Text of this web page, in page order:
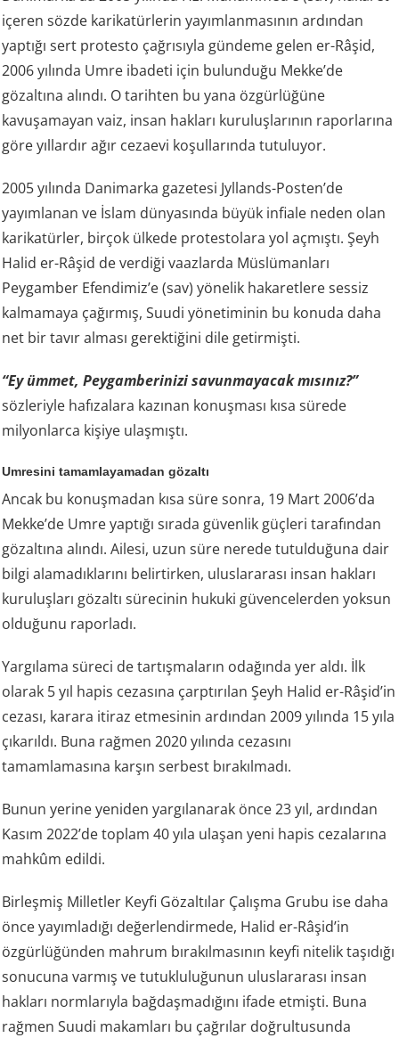
içeren sözde karikatürlerin yayımlanmasının ardından
yaptığı sert protesto çağrısıyla gündeme gelen er-Râşid,
2006 yılında Umre ibadeti için bulunduğu Mekke’de
gözaltına alındı. O tarihten bu yana özgürlüğüne
kavuşamayan vaiz, insan hakları kuruluşlarının raporlarına
göre yıllardır ağır cezaevi koşullarında tutuluyor.
2005 yılında Danimarka gazetesi Jyllands-Posten’de
yayımlanan ve İslam dünyasında büyük infiale neden olan
karikatürler, birçok ülkede protestolara yol açmıştı. Şeyh
Halid er-Râşid de verdiği vaazlarda Müslümanları
Peygamber Efendimiz’e (sav) yönelik hakaretlere sessiz
kalmamaya çağırmış, Suudi yönetiminin bu konuda daha
net bir tavır alması gerektiğini dile getirmişti.
“Ey ümmet, Peygamberinizi savunmayacak mısınız?”
sözleriyle hafızalara kazınan konuşması kısa sürede
milyonlarca kişiye ulaşmıştı.
Umresini tamamlayamadan gözaltı
Ancak bu konuşmadan kısa süre sonra, 19 Mart 2006’da
Mekke’de Umre yaptığı sırada güvenlik güçleri tarafından
gözaltına alındı. Ailesi, uzun süre nerede tutulduğuna dair
bilgi alamadıklarını belirtirken, uluslararası insan hakları
kuruluşları gözaltı sürecinin hukuki güvencelerden yoksun
olduğunu raporladı.
Yargılama süreci de tartışmaların odağında yer aldı. İlk
olarak 5 yıl hapis cezasına çarptırılan Şeyh Halid er-Râşid’in
cezası, karara itiraz etmesinin ardından 2009 yılında 15 yıla
çıkarıldı. Buna rağmen 2020 yılında cezasını
tamamlamasına karşın serbest bırakılmadı.
Bunun yerine yeniden yargılanarak önce 23 yıl, ardından
Kasım 2022’de toplam 40 yıla ulaşan yeni hapis cezalarına
mahkûm edildi.
Birleşmiş Milletler Keyfi Gözaltılar Çalışma Grubu ise daha
önce yayımladığı değerlendirmede, Halid er-Râşid’in
özgürlüğünden mahrum bırakılmasının keyfi nitelik taşıdığı
sonucuna varmış ve tutukluluğunun uluslararası insan
hakları normlarıyla bağdaşmadığını ifade etmişti. Buna
rağmen Suudi makamları bu çağrılar doğrultusunda